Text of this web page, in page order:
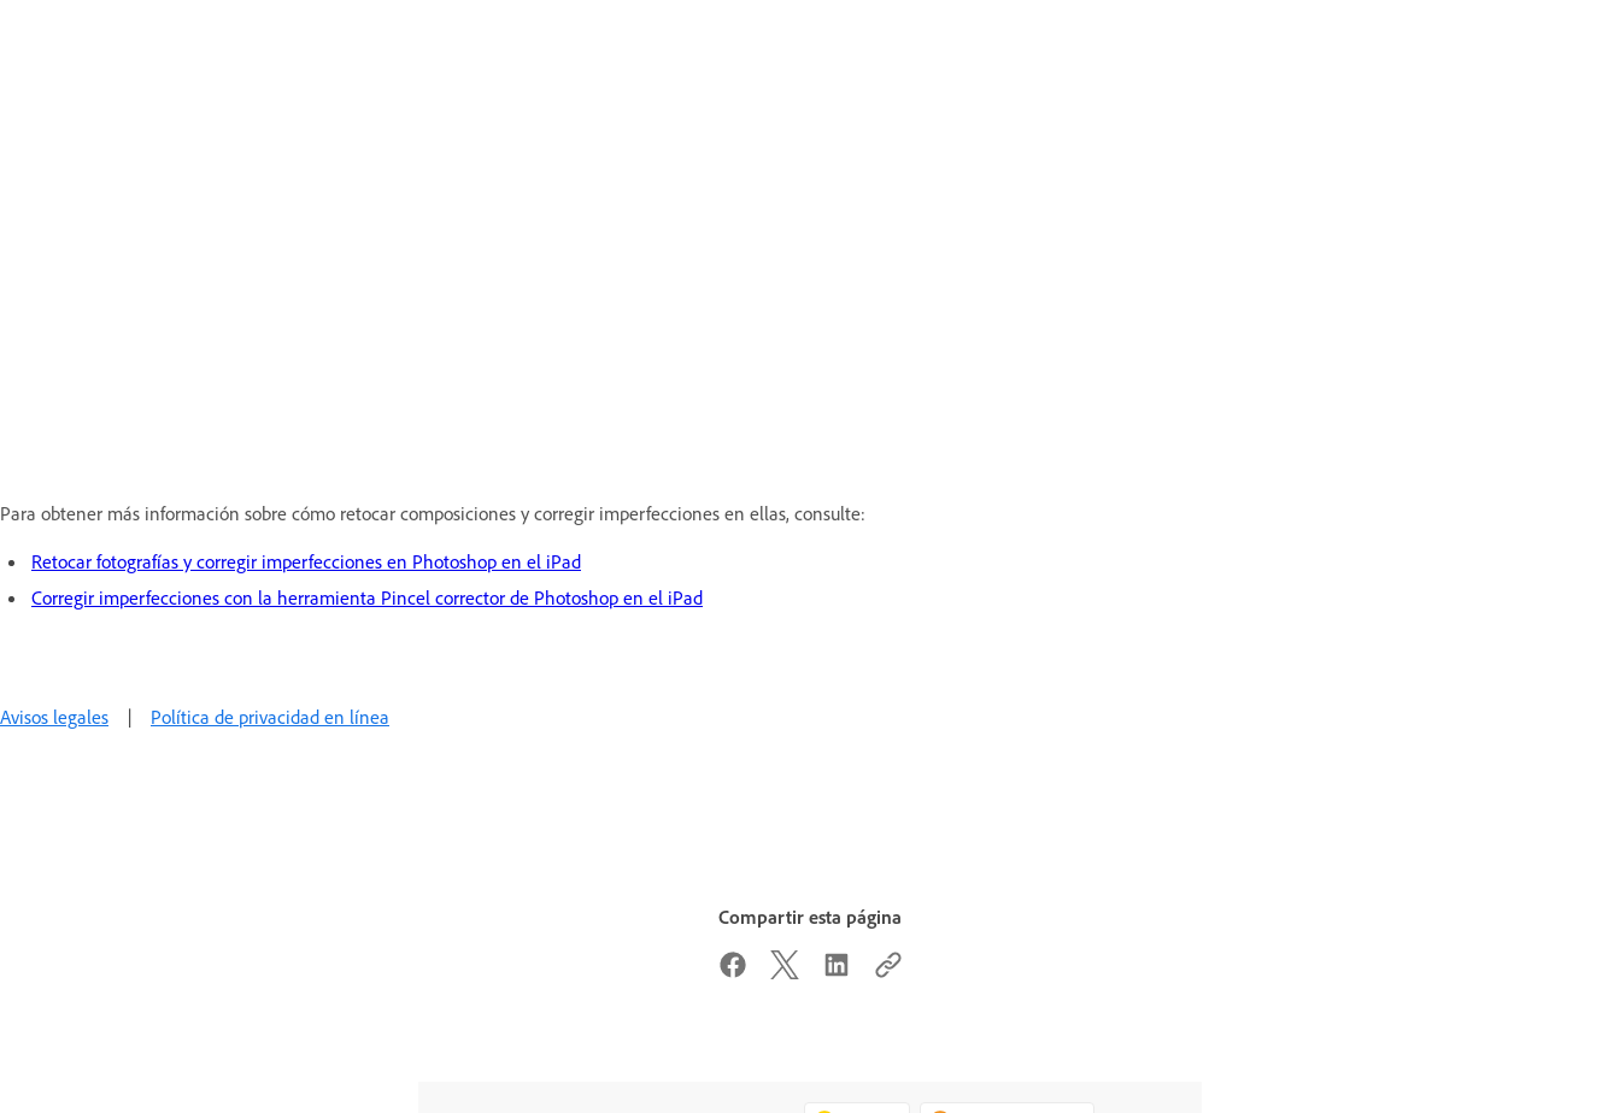
Para obtener más información sobre cómo retocar composiciones y corregir imperfecciones en ellas, consulte:
Retocar fotografías y corregir imperfecciones en Photoshop en el iPad
Corregir imperfecciones con la herramienta Pincel corrector de Photoshop en el iPad
Avisos legales | Política de privacidad en línea
Compartir esta página